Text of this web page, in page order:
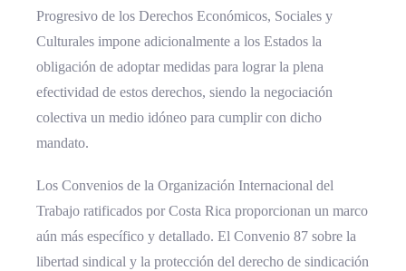
Progresivo de los Derechos Económicos, Sociales y
Culturales impone adicionalmente a los Estados la
obligación de adoptar medidas para lograr la plena
efectividad de estos derechos, siendo la negociación
colectiva un medio idóneo para cumplir con dicho
mandato.
Los Convenios de la Organización Internacional del
Trabajo ratificados por Costa Rica proporcionan un marco
aún más específico y detallado. El Convenio 87 sobre la
libertad sindical y la protección del derecho de sindicación